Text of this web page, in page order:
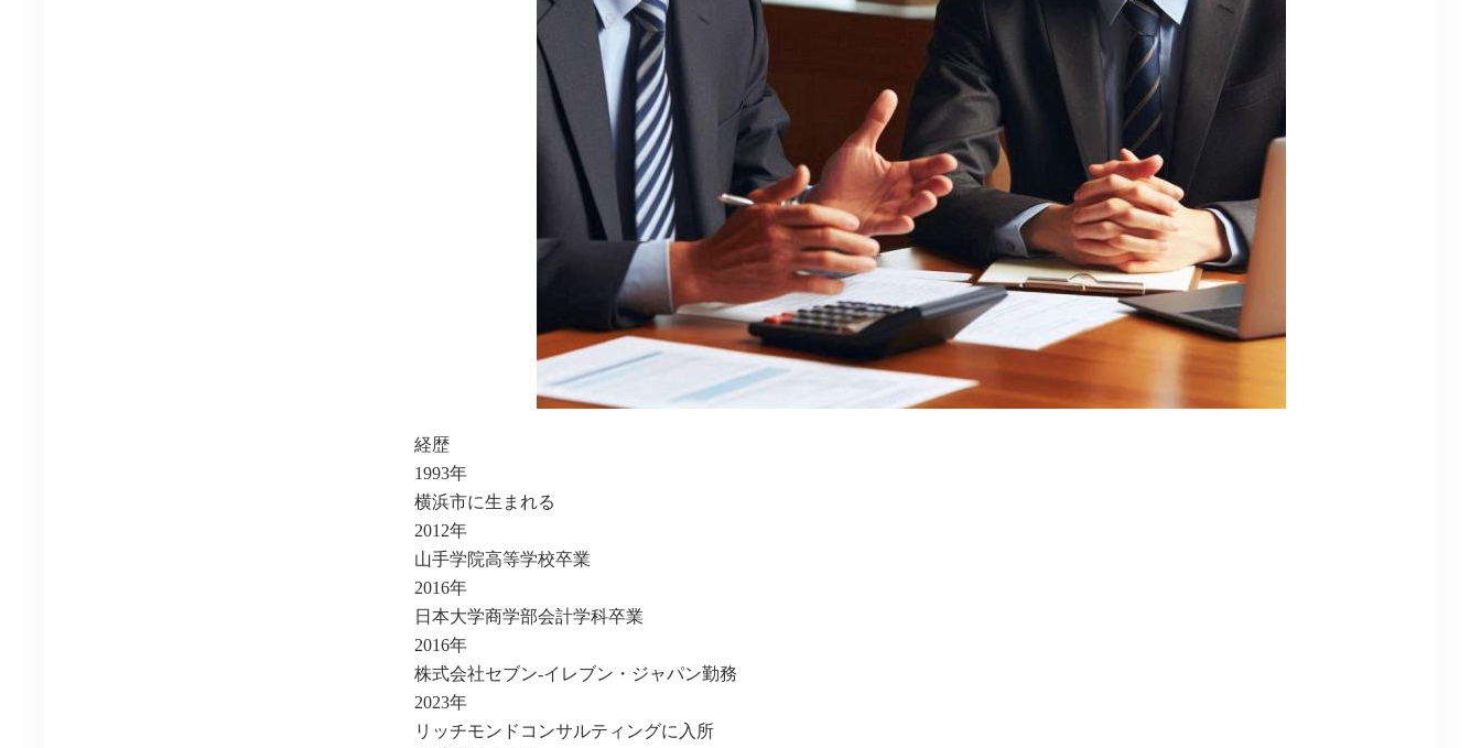
経歴
1993年
横浜市に生まれる
2012年
山手学院高等学校卒業
2016年
日本大学商学部会計学科卒業
2016年
株式会社セブン-イレブン・ジャパン勤務
2023年
リッチモンドコンサルティングに入所